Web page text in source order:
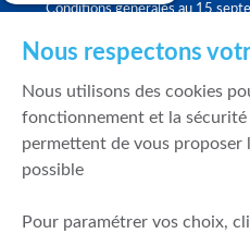
Conditions générales au 15
Politique de meilleure sélection
Politique de durabilité
Fonds de garantie des dépôts et
Nous respectons
Nous utilisons des cookies
fonctionnement et la
permettent de vous proposer
possible
Pour paramétrer vos choix,